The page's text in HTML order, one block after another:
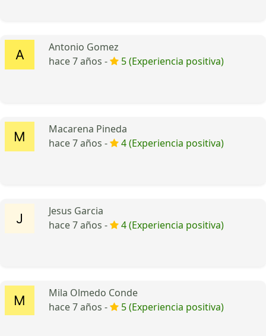
Antonio Gomez
hace 7 años -
5 (Experiencia positiva)
Macarena Pineda
hace 7 años -
4 (Experiencia positiva)
Jesus Garcia
hace 7 años -
4 (Experiencia positiva)
Mila Olmedo Conde
hace 7 años -
5 (Experiencia positiva)